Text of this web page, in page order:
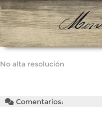
No alta resolución
Comentarios: